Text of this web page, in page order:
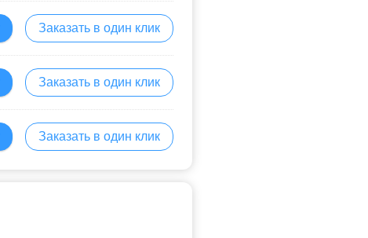
Заказать в один клик
Заказать в один клик
Заказать в один клик